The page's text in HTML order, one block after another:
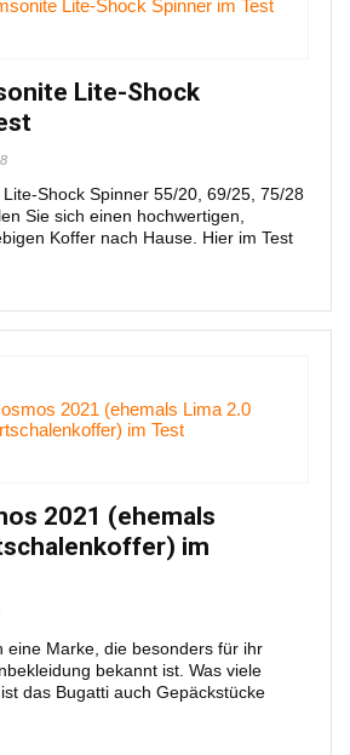
Lite-Shock
Shock Spinner 55/20, 69/25, 75/28
Sie sich einen hochwertigen,
Koffer nach Hause. Hier im Test
2021 (ehemals
im
eine Marke, die besonders für ihr
bekannt ist. Was viele
das Bugatti auch Gepäckstücke